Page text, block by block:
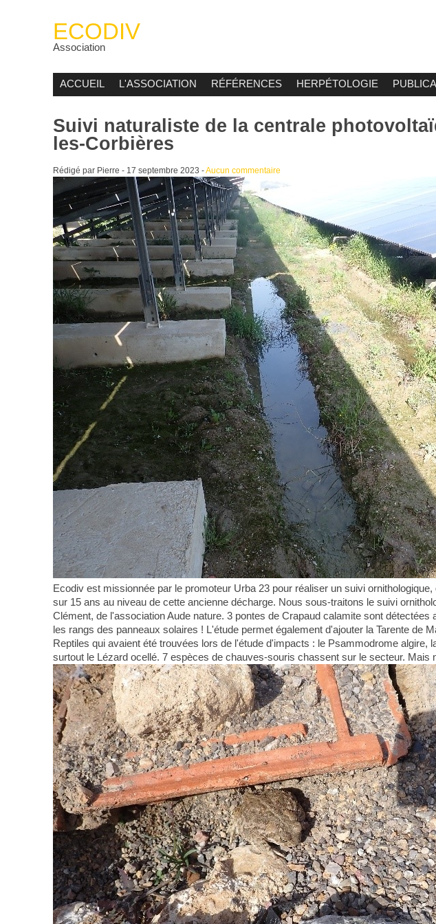
ECODIV
Association
ACCUEIL L'ASSOCIATION RÉFÉRENCES HERPÉTOLOGIE
Suivi naturaliste de la centrale
les-Corbières
Rédigé par Pierre - 17 septembre 2023 -Aucun commentaire
Ecodiv est missionnée par le promoteur Urba 23 pour réaliser un suivi
sur 15 ans au niveau de cette ancienne décharge. Nous sous-traitons le suivi
Clément, de l'association Aude nature. 3 pontes de Crapaud calamite sont détectées
les rangs des panneaux solaires ! L'étude permet également d'ajouter la Tarente de
Reptiles qui avaient été trouvées lors de l'étude d'impacts : le Psammodrome algire,
surtout le Lézard ocellé. 7 espèces de chauves-souris chassent sur le secteur. Mais